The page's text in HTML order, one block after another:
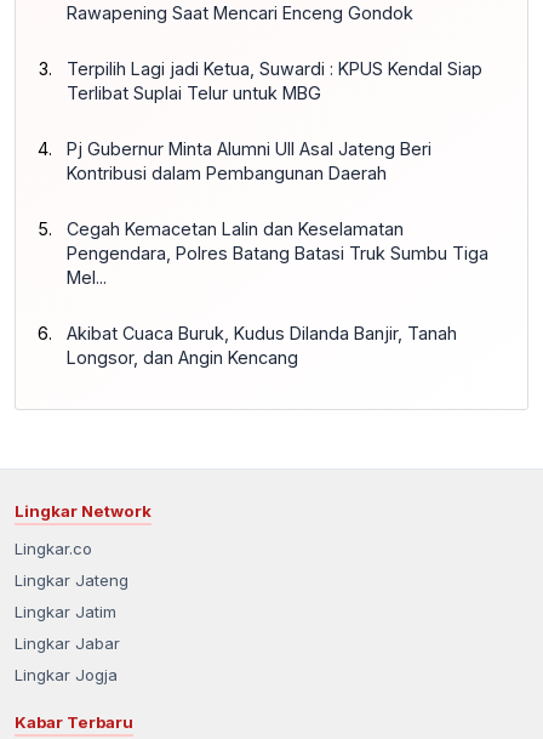
Rawapening Saat Mencari Enceng Gondok
Terpilih Lagi jadi Ketua, Suwardi : KPUS Kendal Siap
Terlibat Suplai Telur untuk MBG
Pj Gubernur Minta Alumni UII Asal Jateng Beri
Kontribusi dalam Pembangunan Daerah
Cegah Kemacetan Lalin dan Keselamatan
Pengendara, Polres Batang Batasi Truk Sumbu Tiga
Mel...
Akibat Cuaca Buruk, Kudus Dilanda Banjir, Tanah
Longsor, dan Angin Kencang
Lingkar Network
Lingkar.co
Lingkar Jateng
Lingkar Jatim
Lingkar Jabar
Lingkar Jogja
Kabar Terbaru